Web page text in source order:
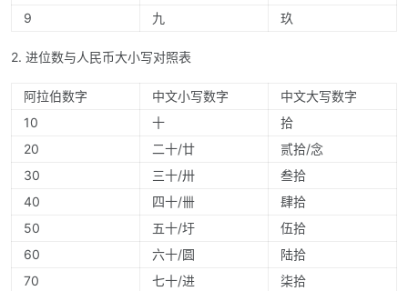
9
九 玖
2. 进位数与人民币大小写对照表
阿拉伯数字 中文小写数字
中文大写数字
10
十
拾
20
二十/廿
贰拾/念
30
三十/卅
叁拾
40
四十/卌
肆拾
50
五十/圩
伍拾
60
六十/圆
陆拾
70
七十/进
柒拾